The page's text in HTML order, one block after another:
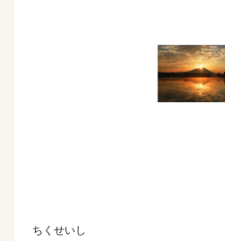
ちくせいし